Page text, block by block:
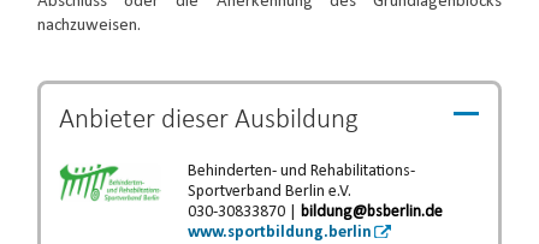
nachzuweisen.
Anbieter dieserAusbildung
Behinderten- und Rehabilitations-
Sportverband Berlin e.V.
030-30833870 | bildung@bsberlin.de
www.sportbildung.berlin